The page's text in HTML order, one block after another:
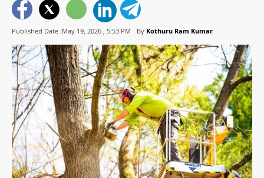
Published Date :May 19, 2026 , 5:53 PM By Kothuru Ram Kumar